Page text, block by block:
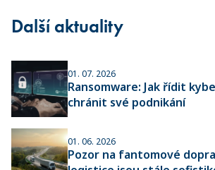
Další aktuality
01. 07. 2026
Ransomware: Jak řídit
chránit své podnikání
01. 06. 2026
Pozor na fantomové